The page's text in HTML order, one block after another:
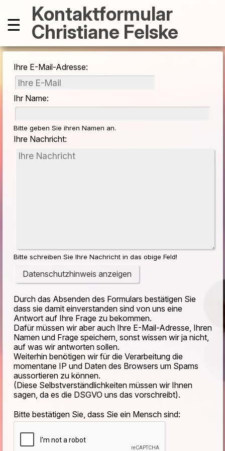
☰ Kontaktformular
Christiane Felske
Ihre E-Mail-Adresse:
Ihr Name:
Bitte geben Sie ihren Namen an.
Ihre Nachricht:
Bitte schreiben Sie Ihre Nachricht in das obige Feld!
Datenschutzhinweis anzeigen
Durch das Absenden des Formulars bestätigen Sie
dass sie damit einverstanden sind von uns eine
Antwort auf Ihre Frage zu bekommen.
Dafür müssen wir aber auch Ihre E-Mail-Adresse, Ihren
Namen und Frage speichern, sonst wissen wir ja nicht,
auf was wir antworten sollen.
Weiterhin benötigen wir für die Verarbeitung die
momentane IP und Daten des Browsers um Spams
aussortieren zu können.
(Diese Selbstverständlichkeiten müssen wir Ihnen
sagen, da es die DSGVO uns das vorschreibt).
Bitte bestätigen Sie, dass Sie ein Mensch sind: